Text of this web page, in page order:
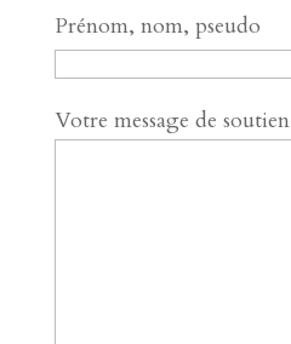
Prénom, nom, pseudo
Votre message de soutien